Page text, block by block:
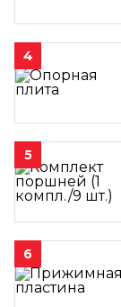
4
5
6